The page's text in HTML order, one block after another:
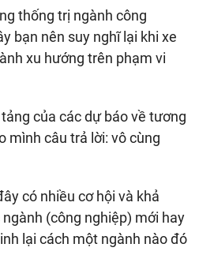
thống trị ngành công
bạn nên suy nghĩ lại khi xe
xu hướng trên phạm vi
của các dự báo về tương
mình câu trả lời: vô cùng
có nhiều cơ hội và khả
(công nghiệp) mới hay
lại cách một ngành nào đó